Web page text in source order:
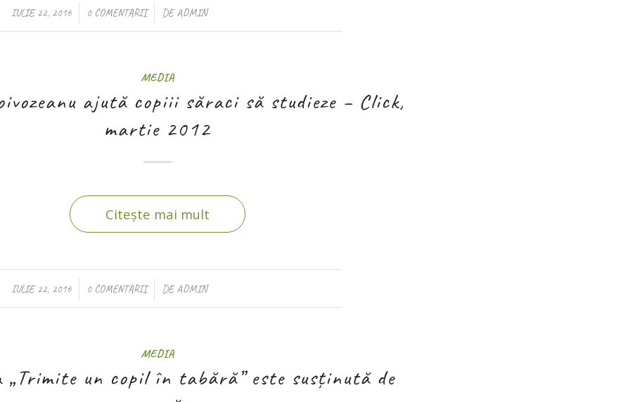
IULIE 22, 2016
/ 0 COMENTARII
/ DE ADMIN
MEDIA
ajută copiii săraci să studieze – Click,
martie 2012
Citește mai mult
IULIE 22, 2016
/ 0 COMENTARII
/ DE ADMIN
MEDIA
„Trimite un copil în tabără” este susținută de